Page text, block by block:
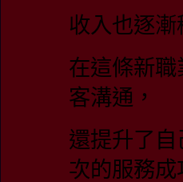
收入也逐
在這條新
客溝通，
還提升了
次的服務成